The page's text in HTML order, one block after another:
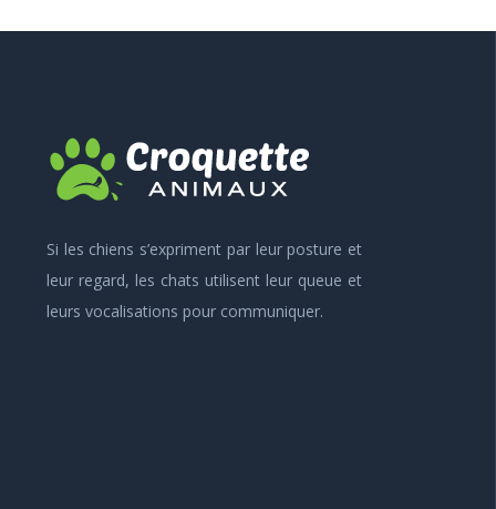
Si les chiens s’expriment par leur posture et
leur regard, les chats utilisent leur queue et
leurs vocalisations pour communiquer.